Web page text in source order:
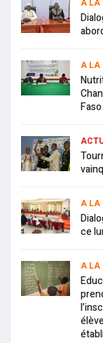
A LA
A LA
A LA
ce
A LA